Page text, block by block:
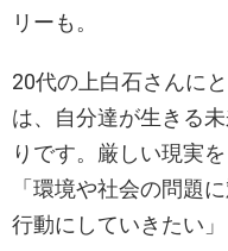
リーも。
20代の上白石さんに
は、自分達が生きる
りです。厳しい現実
「環境や社会の問題
行動にしていきたい